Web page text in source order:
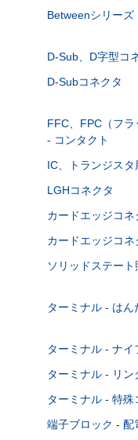
Betweenシリーズ
D-Sub、D字型コ
D-Subコネクタ
FFC、FPC（フ
- コンタクト
IC、トランジス
LGHコネクタ
カードエッジコ
カードエッジコ
ソリッドステー
ターミナル - はん
ターミナル - ナイ
ターミナル - リン
ターミナル - 特殊
端子ブロック - 配